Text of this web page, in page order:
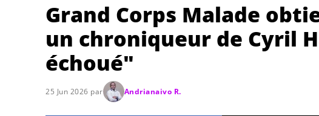
Grand Corps Malade
un chroniqueur de Cyril
échoué"
25 Jun 2026 par Andrianaivo R.